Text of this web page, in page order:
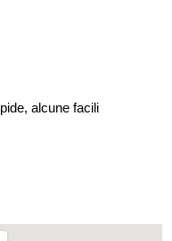
alcune facili